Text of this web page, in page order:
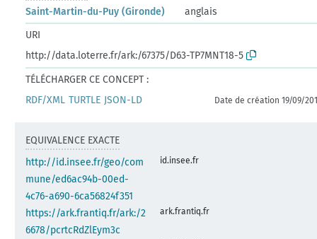
Saint-Martin-du-Puy (Gironde)
anglais
URI
http://data.loterre.fr/ark:/67375/D63-TP7MNT18-5
TÉLÉCHARGER CE CONCEPT :
RDF/XML TURTLE JSON-LD Date de création 19/09/
EQUIVALENCE EXACTE
http://id.insee.fr/geo/com
mune/ed6ac94b-00ed-
4c76-a690-6ca56824f351
id.insee.fr
https://ark.frantiq.fr/ark:/2
6678/pcrtcRdZlEym3c
ark.frantiq.fr